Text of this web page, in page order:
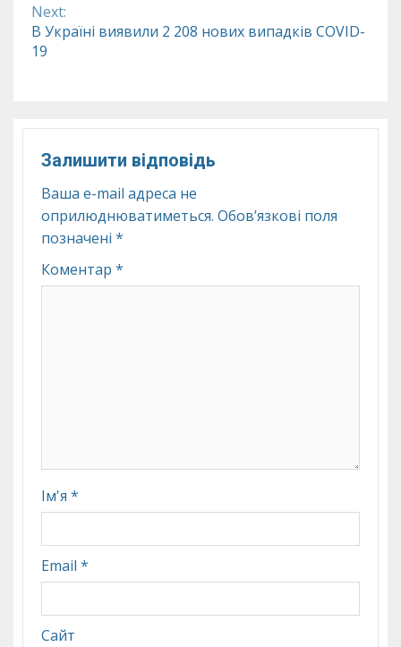
Next:
В Україні виявили 2 208 нових випадків COVID-
19
Залишити відповідь
Ваша e-mail адреса не
оприлюднюватиметься. Обов’язкові поля
позначені *
Коментар *
Ім'я *
Email *
Сайт